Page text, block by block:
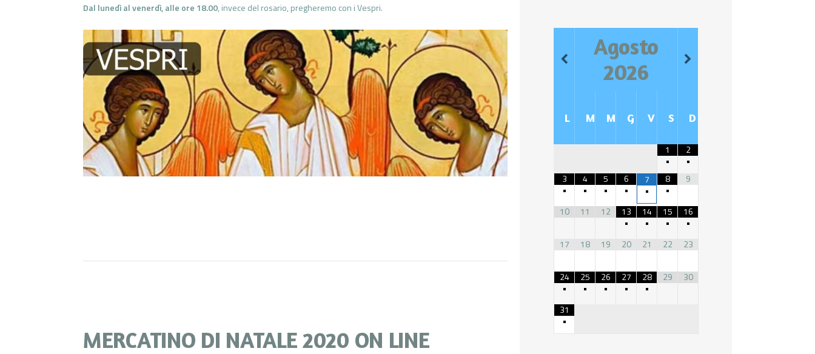
Dal lunedì al venerdì, alle ore 18.00, invece del rosario, pregheremo con i Vespri.
MERCATINO DI NATALE 2020 ON LINE
Agosto
2026
L M M G V S D
1
•
2
•
3
•
4
•
5
•
6
•
7
•
8
•
9
10 11 12
13
•
14
•
15
•
16
•
17
18 19 20 21 22 23
24
•
25
•
26
•
27
•
28
•
29 30
31
•